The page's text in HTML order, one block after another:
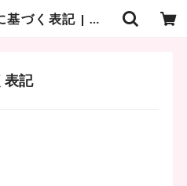
特定商取引法に基づく表記 | あんまんまんしょっぷ
表記